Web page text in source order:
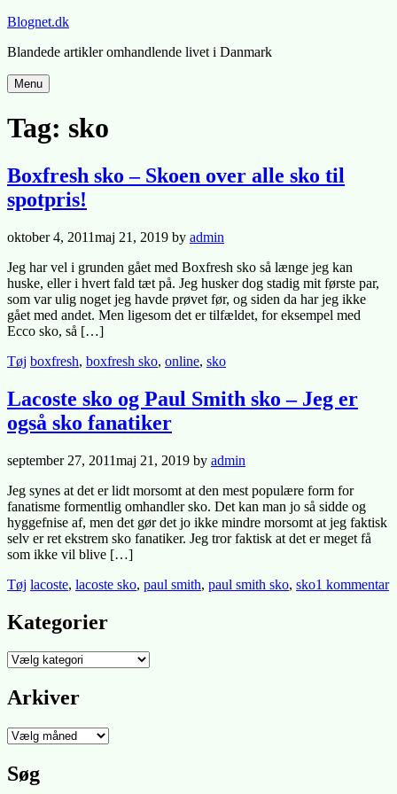
Skip
content
Blognet.dk
Blandede artikler omhandlende livet i Danmark
Menu
Tag: sko
Boxfresh sko – Skoen over alle sko til
spotpris!
Posted
oktober 4, 2011maj 21, 2019 by admin
Jeg har vel i grunden gået med Boxfresh sko så længe jeg kan
huske, eller i hvert fald tæt på. Jeg husker dog stadig mit første par,
som var ulig noget jeg havde prøvet før, og siden da har jeg ikke
gået med andet. Men ligesom det er tilfældet, for eksempel med
Ecco sko, så […]
Posted
Tøj Tagged
boxfresh, boxfresh sko, online, sko
Lacoste sko og Paul Smith sko – Jeg er
også sko fanatiker
Posted
september 27, 2011maj 21, 2019 by admin
Jeg synes at det er lidt morsomt at den mest populære form for
fanatisme formentlig omhandler sko. Det kan man jo så sidde og
hyggefnise af, men det gør det jo ikke mindre morsomt at jeg faktisk
selv er ret ekstrem sko fanatiker. Jeg tror faktisk at det er meget få
som ikke vil blive […]
Posted
Tøj Tagged
lacoste, lacoste sko, paul smith, paul smith sko, sko1 kommentar
Kategorier
Kategorier
Arkiver
Arkiver
Søg